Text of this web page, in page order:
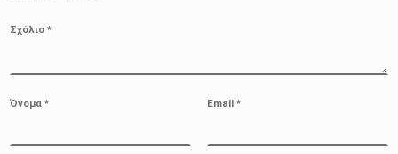
Σχόλιο*
Όνομα* Email *